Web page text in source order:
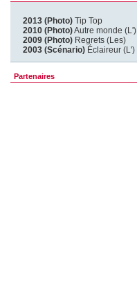
2013 (Photo) Tip Top
2010 (Photo)Autre monde (L')
2009 (Photo) Regrets (Les)
2003 (Scénario) Éclaireur (L')
Partenaires